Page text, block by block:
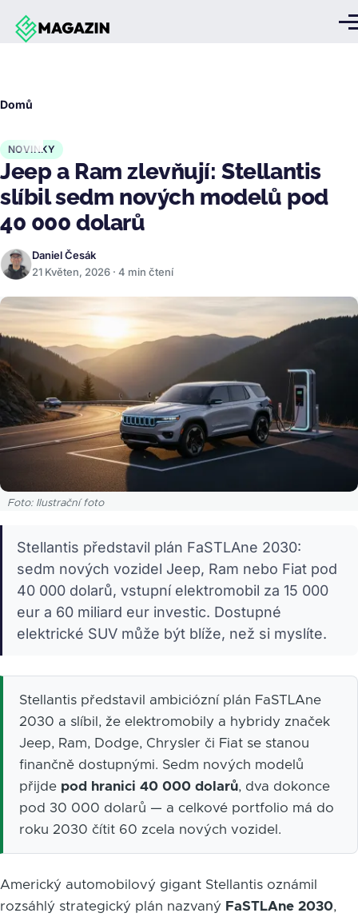
Přejít k hlavnímu obsahu
Domů
NOVINKY
Jeep a Ram zlevňují: Stellantis
slíbil sedm nových modelů pod
40 000 dolarů
Daniel Česák
21 Květen, 2026 · 4 min čtení
Foto: Ilustrační foto
Stellantis představil plán FaSTLAne 2030:
sedm nových vozidel Jeep, Ram nebo Fiat pod
40 000 dolarů, vstupní elektromobil za 15 000
eur a 60 miliard eur investic. Dostupné
elektrické SUV může být blíže, než si myslíte.
Stellantis představil ambiciózní plán FaSTLAne
2030 a slíbil, že elektromobily a hybridy značek
Jeep, Ram, Dodge, Chrysler či Fiat se stanou
finančně dostupnými. Sedm nových modelů
přijde pod hranici 40 000 dolarů, dva dokonce
pod 30 000 dolarů — a celkové portfolio má do
roku 2030 čítit 60 zcela nových vozidel.
Americký automobilový gigant Stellantis oznámil
rozsáhlý strategický plán nazvaný FaSTLAne 2030,